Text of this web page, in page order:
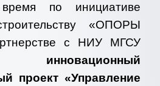
по инициативе
«ОПОРЫ
с НИУ МГСУ
инновационный
проект «Управление